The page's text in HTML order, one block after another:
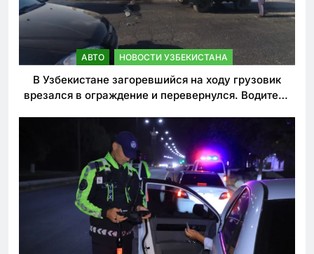
АВТО НОВОСТИ УЗБЕКИСТАНА
В Узбекистане загоревшийся на ходу грузовик
врезался в ограждение и перевернулся. Водитель